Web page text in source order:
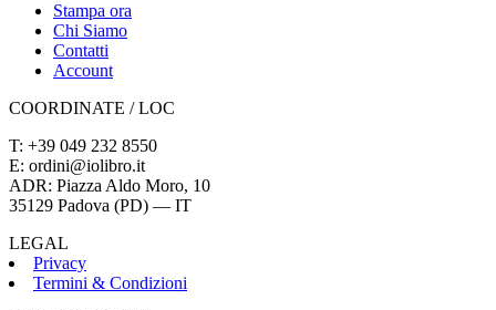
Stampa ora
Chi Siamo
Contatti
Account
COORDINATE / LOC
T: +39 049 232 8550
E: ordini@iolibro.it
ADR: Piazza Aldo Moro, 10
35129 Padova (PD) — IT
LEGAL
Privacy
Termini & Condizioni